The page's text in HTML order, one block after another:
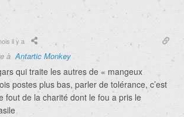
il y a
àAntartic Monkey
qui traite les autres de « mangeux
postes plus bas, parler de tolérance, c’est
fout de la charité dont le fou a pris le